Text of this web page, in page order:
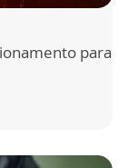
para